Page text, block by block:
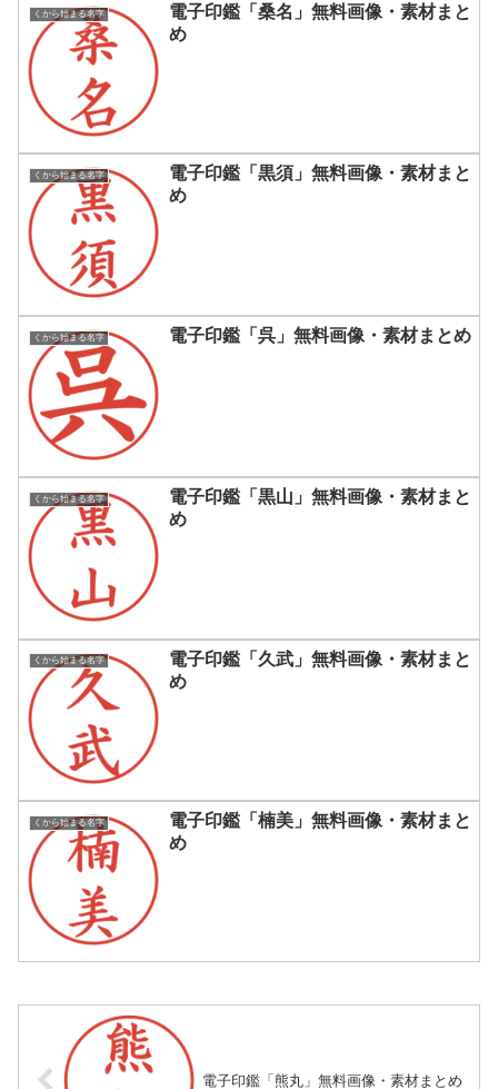
くから始まる名字
電子印鑑「桑名」無料画像・素材まと
め
くから始まる名字
電子印鑑「黒須」無料画像・素材まと
め
くから始まる名字 電子印鑑「呉」無料画像・素材まとめ
くから始まる名字
電子印鑑「黒山」無料画像・素材まと
め
くから始まる名字
電子印鑑「久武」無料画像・素材まと
め
くから始まる名字
電子印鑑「楠美」無料画像・素材まと
め
電子印鑑「熊丸」無料画像・素材まとめ